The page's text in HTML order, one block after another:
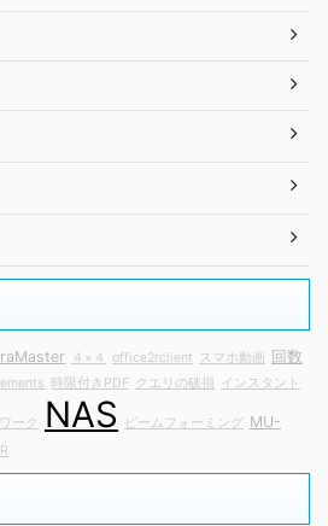
４×４ office2rclient スマホ動画
回数
時限付きPDF クエリの破損 インスタント
ーク NAS ビームフォーミング
MU-